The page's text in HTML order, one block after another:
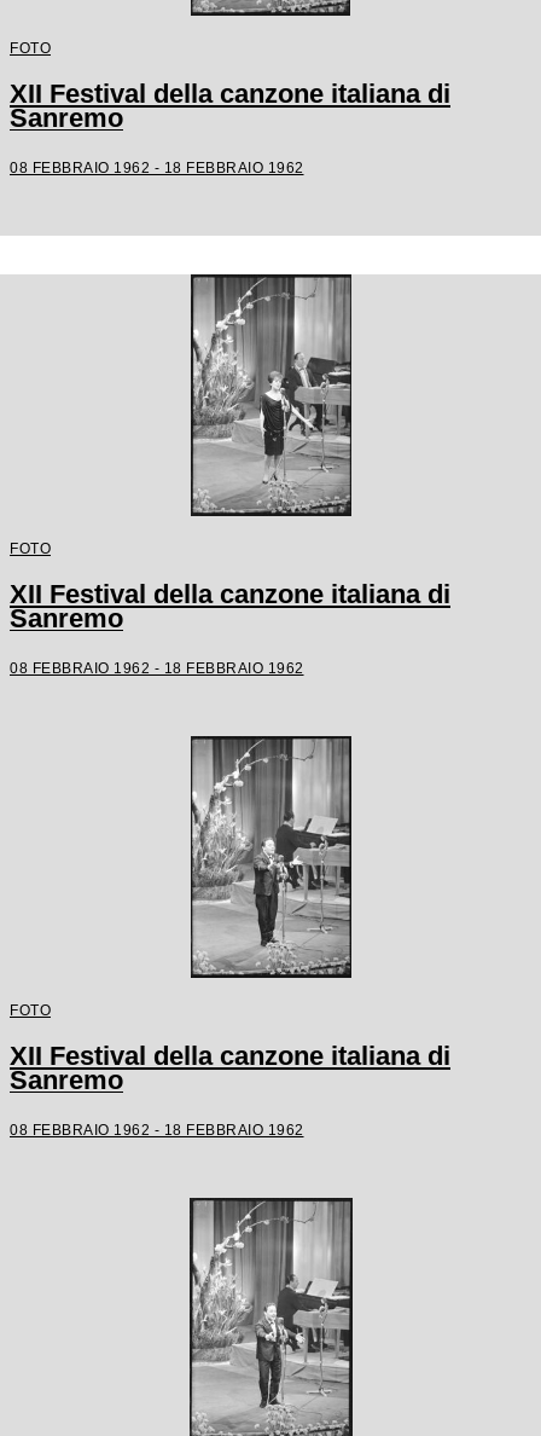
FOTO
XII Festival della canzone italiana di
Sanremo
08 FEBBRAIO 1962 - 18 FEBBRAIO 1962
FOTO
XII Festival della canzone italiana di
Sanremo
08 FEBBRAIO 1962 - 18 FEBBRAIO 1962
FOTO
XII Festival della canzone italiana di
Sanremo
08 FEBBRAIO 1962 - 18 FEBBRAIO 1962